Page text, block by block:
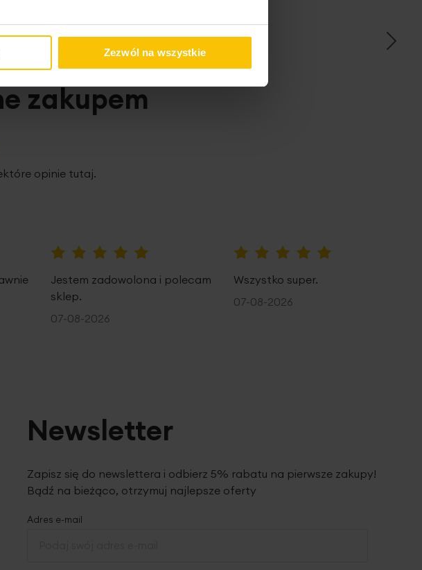
Zezwól na wszystkie
zakupem
opinie tutaj.
Jestem zadowolona i polecam
sklep.
07-08-2026
Wszystko super.
07-08-2026
Newsletter
Zapisz się do newslettera i odbierz 5% rabatu na pierwsze zakupy!
Bądź na bieżąco, otrzymuj najlepsze oferty
Adres e-mail